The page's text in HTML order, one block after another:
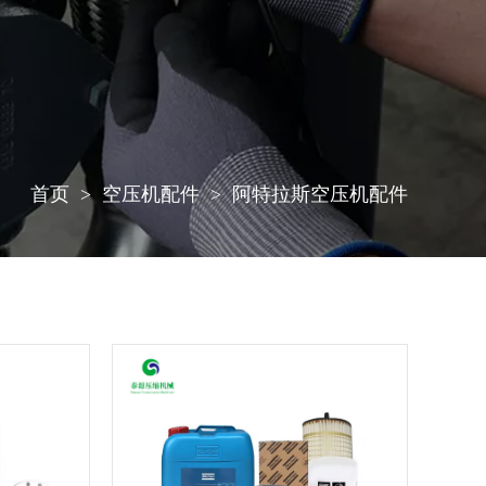
首页 空压机配件 阿特拉斯空压机配件